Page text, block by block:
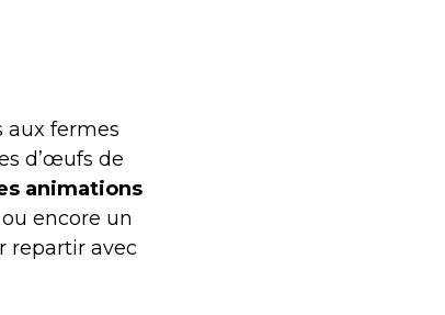
aux fermes
d’œufs de
animations
encore un
repartir avec